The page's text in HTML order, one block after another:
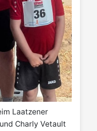
Laatzener
Charly Vetault